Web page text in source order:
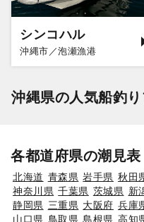
シンコハル
沖縄市／泡瀬漁港
沖縄県の人気船釣
各都道府県の潮見
北海道 青森県 岩手県 秋田
神奈川県 千葉県 茨城県 新
静岡県 三重県 大阪府 兵庫
山口県 鳥取県 島根県 高知